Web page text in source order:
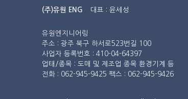
(주)유원 ENG 대표 : 윤세성
유원엔지니어링
주소 : 광주 북구 하서로523번길 100
사업자 등록번호 : 410-04-64397
업태/종목 : 도매 및 제조업 종목 환경기계 등
전화 : 062-945-9425 팩스 : 062-945-9426